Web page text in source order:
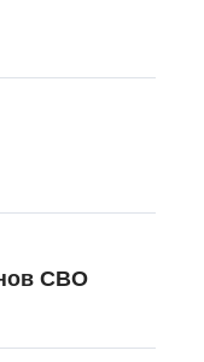
СВО